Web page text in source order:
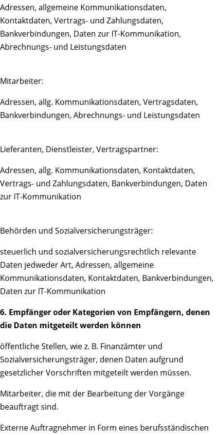
Adressen, allgemeine Kommunikationsdaten,
Kontaktdaten, Vertrags- und Zahlungsdaten,
Bankverbindungen, Daten zur IT-Kommunikation,
Abrechnungs- und Leistungsdaten
Mitarbeiter:
Adressen, allg. Kommunikationsdaten, Vertragsdaten,
Bankverbindungen, Abrechnungs- und Leistungsdaten
Lieferanten, Dienstleister, Vertragspartner:
Adressen, allg. Kommunikationsdaten, Kontaktdaten,
Vertrags- und Zahlungsdaten, Bankverbindungen, Daten
zur IT-Kommunikation
Behörden und Sozialversicherungsträger:
steuerlich und sozialversicherungsrechtlich relevante
Daten jedweder Art, Adressen, allgemeine
Kommunikationsdaten, Kontaktdaten, Bankverbindungen,
Daten zur IT-Kommunikation
6. Empfänger oder Kategorien von Empfängern, denen
die Daten mitgeteilt werden können
öffentliche Stellen, wie z. B. Finanzämter und
Sozialversicherungsträger, denen Daten aufgrund
gesetzlicher Vorschriften mitgeteilt werden müssen.
Mitarbeiter, die mit der Bearbeitung der Vorgänge
beauftragt sind.
Externe Auftragnehmer in Form eines berufsständischen